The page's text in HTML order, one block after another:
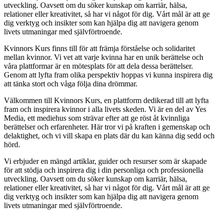
utveckling. Oavsett om du söker kunskap om karriär, hälsa,
relationer eller kreativitet, så har vi något för dig. Vårt mål är att ge
dig verktyg och insikter som kan hjälpa dig att navigera genom
livets utmaningar med självförtroende.
Kvinnors Kurs finns till för att främja förståelse och solidaritet
mellan kvinnor. Vi vet att varje kvinna har en unik berättelse och
våra plattformar är en mötesplats för att dela dessa berättelser.
Genom att lyfta fram olika perspektiv hoppas vi kunna inspirera dig
att tänka stort och våga följa dina drömmar.
Välkommen till Kvinnors Kurs, en plattform dedikerad till att lyfta
fram och inspirera kvinnor i alla livets skeden. Vi är en del av Yes
Media, ett mediehus som strävar efter att ge röst åt kvinnliga
berättelser och erfarenheter. Här tror vi på kraften i gemenskap och
delaktighet, och vi vill skapa en plats där du kan känna dig sedd och
hörd.
Vi erbjuder en mängd artiklar, guider och resurser som är skapade
för att stödja och inspirera dig i din personliga och professionella
utveckling. Oavsett om du söker kunskap om karriär, hälsa,
relationer eller kreativitet, så har vi något för dig. Vårt mål är att ge
dig verktyg och insikter som kan hjälpa dig att navigera genom
livets utmaningar med självförtroende.